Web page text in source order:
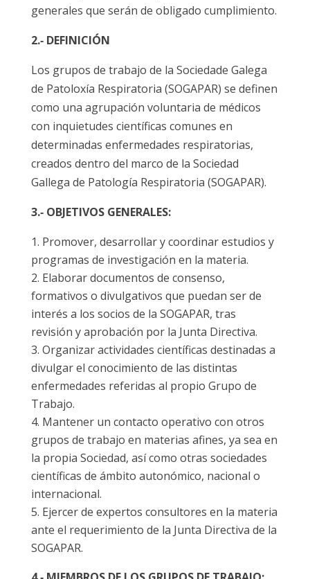
generales que serán de obligado cumplimiento.
2.‐ DEFINICIÓN
Los grupos de trabajo de la Sociedade Galega
de Patoloxía Respiratoria (SOGAPAR) se definen
como una agrupación voluntaria de médicos
con inquietudes científicas comunes en
determinadas enfermedades respiratorias,
creados dentro del marco de la Sociedad
Gallega de Patología Respiratoria (SOGAPAR).
3.‐ OBJETIVOS GENERALES:
Promover, desarrollar y coordinar estudios y
programas de investigación en la materia.
Elaborar documentos de consenso,
formativos o divulgativos que puedan ser de
interés a los socios de la SOGAPAR, tras
revisión y aprobación por la Junta Directiva.
Organizar actividades científicas destinadas a
divulgar el conocimiento de las distintas
enfermedades referidas al propio Grupo de
Trabajo.
Mantener un contacto operativo con otros
grupos de trabajo en materias afines, ya sea en
la propia Sociedad, así como otras sociedades
científicas de ámbito autonómico, nacional o
internacional.
Ejercer de expertos consultores en la materia
ante el requerimiento de la Junta Directiva de la
SOGAPAR.